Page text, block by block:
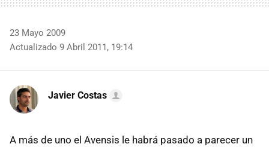
23 Mayo 2009
Actualizado 9 Abril 2011, 19:14
Javier Costas
A más de uno el Avensis le habrá pasado a parecer un